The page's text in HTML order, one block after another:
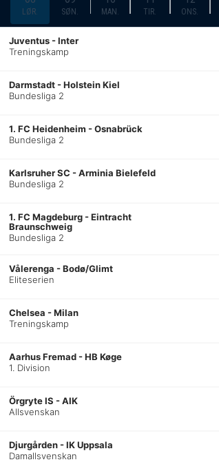
LØR. SØN. MAN. TIR. ONS.
Juventus -Inter
Treningskamp
Darmstadt -Holstein Kiel
Bundesliga 2
1. FC Heidenheim -Osnabrück
Bundesliga 2
Karlsruher SC -Arminia Bielefeld
Bundesliga 2
1. FC Magdeburg -Eintracht
Braunschweig
Bundesliga 2
Vålerenga -Bodø/Glimt
Eliteserien
Chelsea -Milan
Treningskamp
Aarhus Fremad -HB Køge
1. Division
Örgryte IS -AIK
Allsvenskan
Djurgården -IK Uppsala
Damallsvenskan